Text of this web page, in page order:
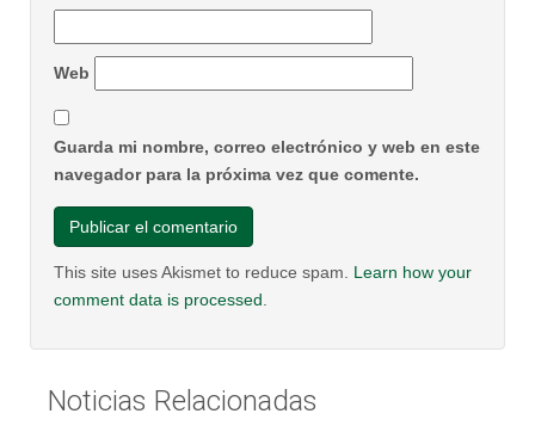
Web
Guarda mi nombre, correo electrónico y web en este
navegador para la próxima vez que comente.
This site uses Akismet to reduce spam. Learn how your
comment data is processed
Noticias Relacionadas